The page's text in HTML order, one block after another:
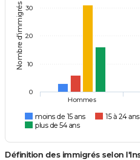
Nombre d'immigrés
moins de 15 ans 15 à 24 ans
plus de 54 ans
Hommes
0
10
20
30
Définition des immigrés selon